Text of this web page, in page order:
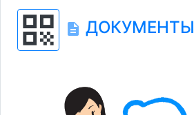
qr_code description ДОКУМЕНТЫ